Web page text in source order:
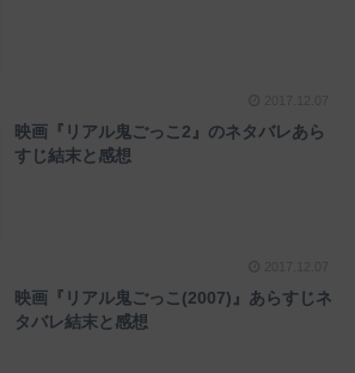
映画『リアル鬼ごっこ2』のネタバレあら
すじ結末と感想
映画『リアル鬼ごっこ(2007)』あらすじネ
タバレ結末と感想